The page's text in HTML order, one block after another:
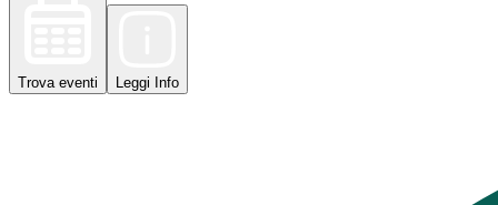
Trova eventi Leggi Info